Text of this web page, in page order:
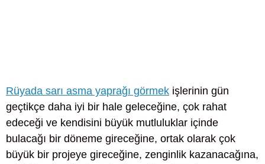
Rüyada sarı asma yaprağı görmek işlerinin gün
geçtikçe daha iyi bir hale geleceğine, çok rahat
edeceği ve kendisini büyük mutluluklar içinde
bulacağı bir döneme gireceğine, ortak olarak çok
büyük bir projeye gireceğine, zenginlik kazanacağına,